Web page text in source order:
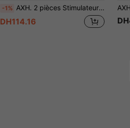
-1% AXH. 2 pièces Stimulateur musculaire et masseur sans fil EMS, relaxation du corps entier, entraînement musculaire, excellent cadeau pour les fêtes et les anniversaires
DH114.16